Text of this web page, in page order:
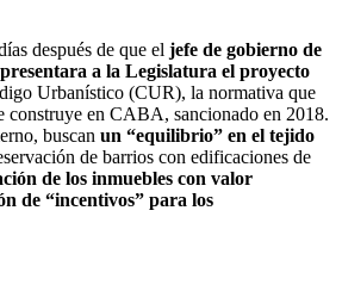
después de que el jefe de gobierno de
presentara a la Legislatura el proyecto
Urbanístico (CUR), la normativa que
construye en CABA, sancionado en 2018.
buscan un “equilibrio” en el tejido
de barrios con edificaciones de
de los inmuebles con valor
de “incentivos” para los